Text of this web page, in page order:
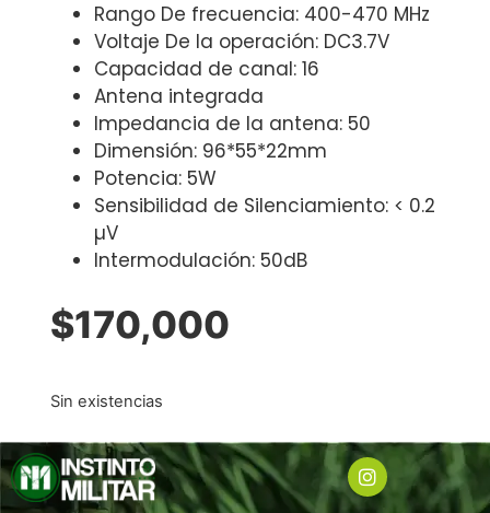
Rango De frecuencia: 400-470 MHz
Voltaje De la operación: DC3.7V
Capacidad de canal: 16
Antena integrada
Impedancia de la antena: 50
Dimensión: 96*55*22mm
Potencia: 5W
Sensibilidad de Silenciamiento: < 0.2
µV
Intermodulación: 50dB
$170,000
Sin existencias